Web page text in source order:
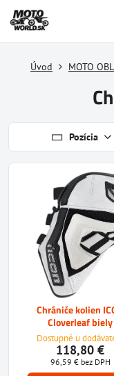
Úvod MOTO
Pozícia
Chrániče kolien
Cloverleaf biely
Dostupné u
118,80 €
96,59 € bez DPH